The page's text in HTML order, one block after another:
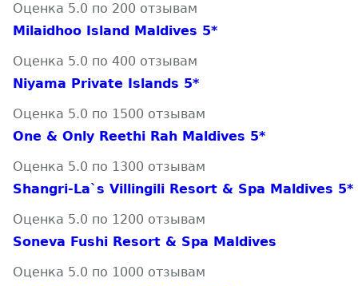
Оценка 5.0 по 200 отзывам
Milaidhoo Island Maldives 5*
Оценка 5.0 по 400 отзывам
Niyama Private Islands 5*
Оценка 5.0 по 1500 отзывам
One & Only Reethi Rah Maldives 5*
Оценка 5.0 по 1300 отзывам
Shangri-La`s Villingili Resort & Spa Maldives 5*
Оценка 5.0 по 1200 отзывам
Soneva Fushi Resort & Spa Maldives
Оценка 5.0 по 1000 отзывам